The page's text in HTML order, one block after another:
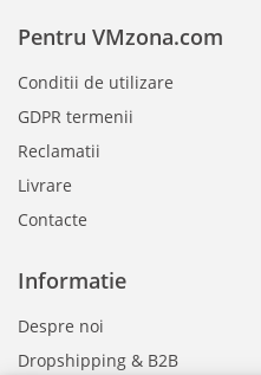
Informatie
Despre noi
Dropshipping & B2B
Pentru VMzona.com
Conditii de utilizare
GDPR termenii
Reclamatii
Livrare
Contacte